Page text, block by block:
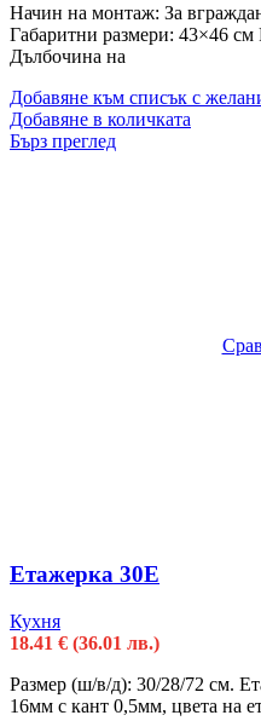
Начин на монтаж: За
Габаритни размери: 43×46
Дълбочина на
Добавяне към списък с
Добавяне в количката
Бърз преглед
Етажерка 30Е
Кухня
18.41 € (36.01 лв.)
Размер (ш/в/д): 30/28/72 см.
16мм с кант 0,5мм, цвета на